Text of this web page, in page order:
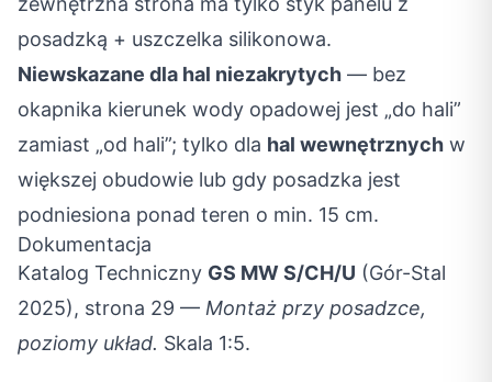
posadzką + uszczelka silikonowa.
Niewskazane dla hal niezakrytych — bez
okapnika kierunek wody opadowej jest „do hali”
zamiast „od hali”; tylko dla hal wewnętrznych w
większej obudowie lub gdy posadzka jest
podniesiona ponad teren o min. 15 cm.
Dokumentacja
Katalog Techniczny GS MW S/CH/U (Gór-Stal
2025), strona 29 — Montaż przy posadzce,
poziomy układ. Skala 1:5.